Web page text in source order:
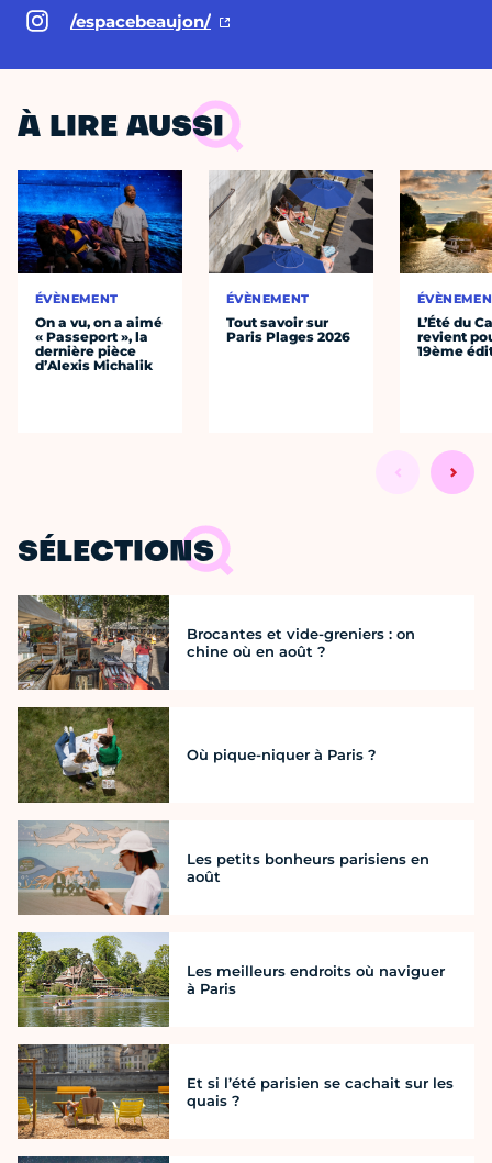
/espacebeaujon/
À LIRE AUSSI
ÉVÈNEMENT
On a vu, on a aimé
« Passeport », la
dernière pièce
d’Alexis Michalik
ÉVÈNEMENT
Tout savoir sur
Paris Plages 2026
L’Été du
revient
19ème
SÉLECTIONS
Brocantes et vide-greniers : on
chine où en août ?
Où pique-niquer à Paris ?
Les petits bonheurs parisiens en
août
Les meilleurs endroits où naviguer
à Paris
Et si l’été parisien se cachait sur les
quais ?